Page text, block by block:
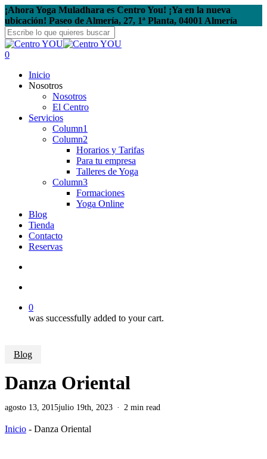
Skip
to
main
content
¡Ahora Yoga Muladhara es Centro You! ¡Ya en la nueva
ubicación! Paseo de Almería, 27, 1ª Planta, 04001 Almería
Close
Search
search
account
0
Inicio
Nosotros
Nosotros
El Centro
Servicios
Column1
Column2
Horarios y Tarifas
Para tu empresa
Talleres de Yoga
Column3
Formaciones
Yoga Online
Blog
Tienda
Contacto
Reservas
0
was successfully added to your cart.
Blog
Danza Oriental
agosto 13, 2015julio 19th, 2023 2 min read
Inicio - Danza Oriental